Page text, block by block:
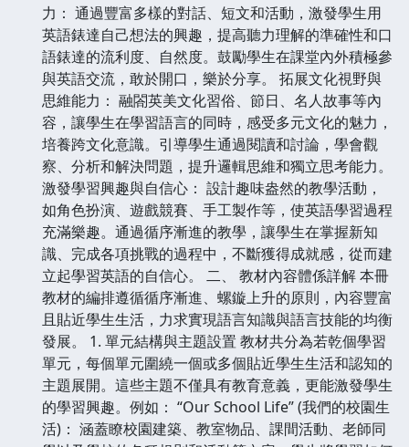
力： 通過豐富多樣的對話、短文和活動，激發學生用
英語錶達自己想法的興趣，提高聽力理解的準確性和口
語錶達的流利度、自然度。鼓勵學生在課堂內外積極參
與英語交流，敢於開口，樂於分享。 拓展文化視野與
思維能力： 融閤英美文化習俗、節日、名人故事等內
容，讓學生在學習語言的同時，感受多元文化的魅力，
培養跨文化意識。引導學生通過閱讀和討論，學會觀
察、分析和解決問題，提升邏輯思維和獨立思考能力。
激發學習興趣與自信心： 設計趣味盎然的教學活動，
如角色扮演、遊戲競賽、手工製作等，使英語學習過程
充滿樂趣。通過循序漸進的教學，讓學生在掌握新知
識、完成各項挑戰的過程中，不斷獲得成就感，從而建
立起學習英語的自信心。 二、 教材內容體係詳解 本冊
教材的編排遵循循序漸進、螺鏇上升的原則，內容豐富
且貼近學生生活，力求實現語言知識與語言技能的均衡
發展。 1. 單元結構與主題設置 教材共分為若乾個學習
單元，每個單元圍繞一個或多個貼近學生生活和認知的
主題展開。這些主題不僅具有教育意義，更能激發學生
的學習興趣。例如： “Our School Life” (我們的校園生
活)： 涵蓋瞭校園建築、教室物品、課間活動、老師同